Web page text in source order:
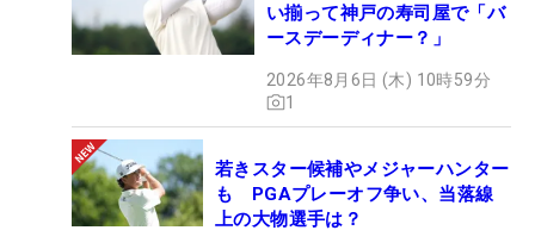
い揃って神戸の寿司屋で「バ
ースデーディナー？」
2026年8月6日 (木) 10時59分
1
若きスター候補やメジャーハンター
も PGAプレーオフ争い、当落線
上の大物選手は？